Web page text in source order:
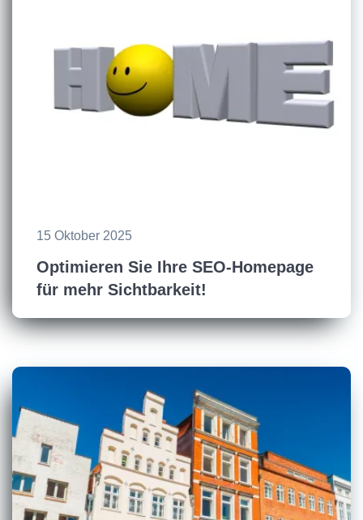
15 Oktober 2025
Optimieren Sie Ihre SEO-Homepage
für mehr Sichtbarkeit!